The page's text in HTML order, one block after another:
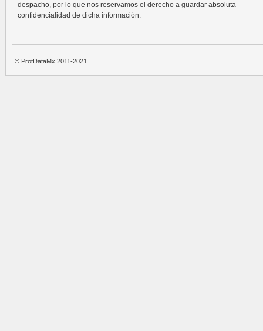
despacho, por lo que nos reservamos el derecho a guardar absoluta
confidencialidad de dicha información.
© ProtDataMx 2011-2021.